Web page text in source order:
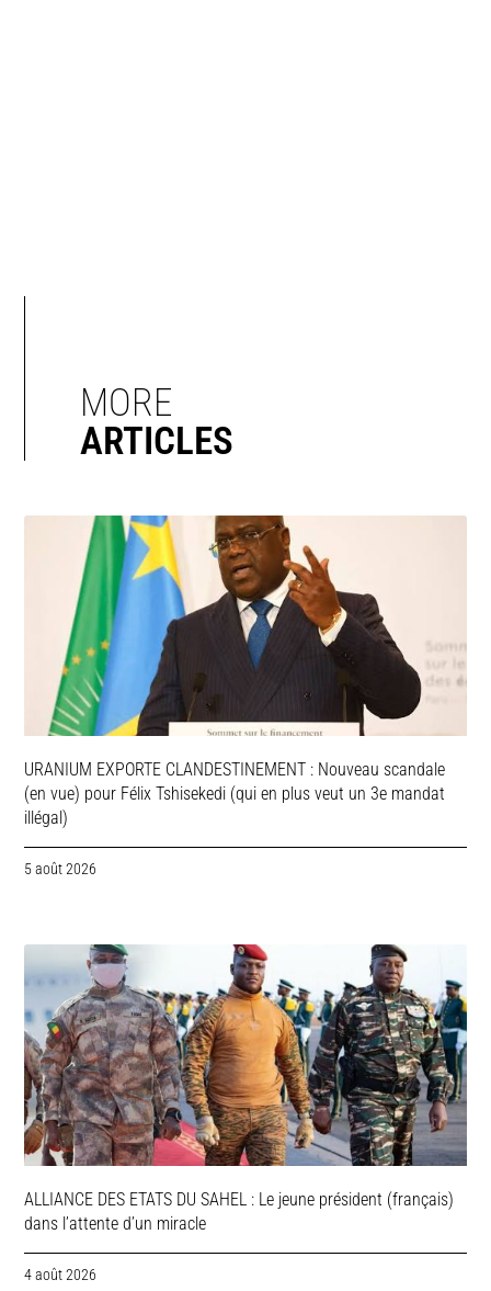
MORE
ARTICLES
URANIUM EXPORTE CLANDESTINEMENT : Nouveau scandale
(en vue) pour Félix Tshisekedi (qui en plus veut un 3e mandat
illégal)
5 août 2026
ALLIANCE DES ETATS DU SAHEL : Le jeune président (français)
dans l’attente d’un miracle
4 août 2026